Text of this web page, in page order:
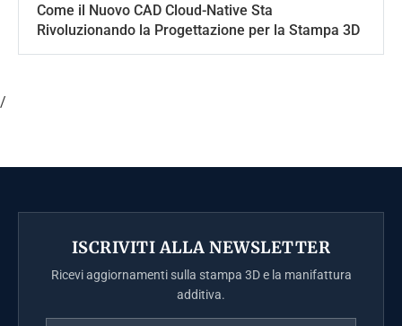
Come il Nuovo CAD Cloud-Native Sta
Rivoluzionando la Progettazione per la Stampa 3D
/
ISCRIVITI ALLA NEWSLETTER
Ricevi aggiornamenti sulla stampa 3D e la manifattura
additiva.